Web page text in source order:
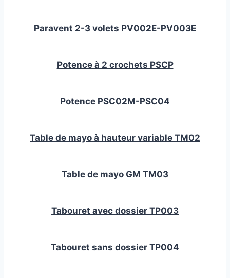
Paravent 2-3 volets PV002E-PV003E
Potence à 2 crochets PSCP
Potence PSC02M-PSC04
Table de mayo à hauteur variable TM02
Table de mayo GM TM03
Tabouret avec dossier TP003
Tabouret sans dossier TP004